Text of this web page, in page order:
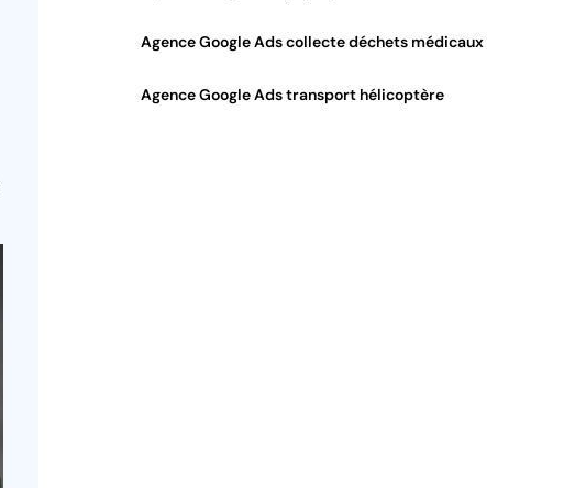
Agence Google Ads collecte déchets médicaux
Agence Google Ads transport hélicoptère